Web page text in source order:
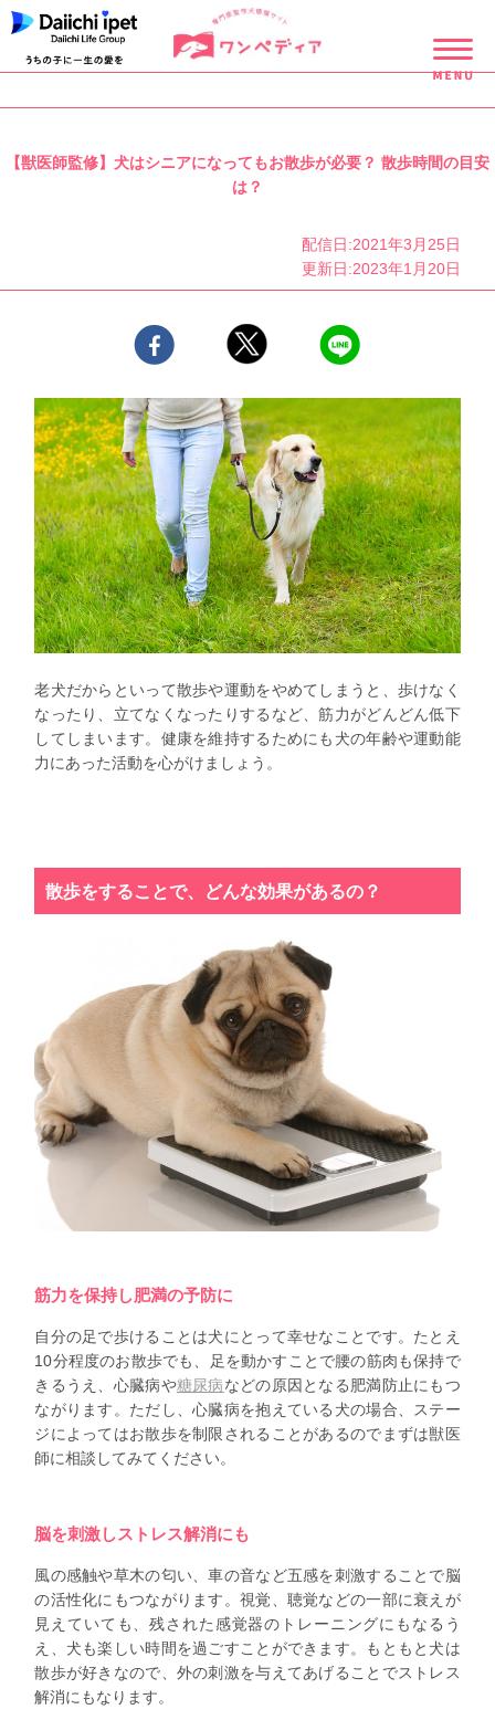
【獣医師監修】犬はシニアになってもお散歩が必要？ 散歩時間の目安
は？
配信日:2021年3月25日
更新日:2023年1月20日
老犬だからといって散歩や運動をやめてしまうと、歩けなく
なったり、立てなくなったりするなど、筋力がどんどん低下
してしまいます。健康を維持するためにも犬の年齢や運動能
力にあった活動を心がけましょう。
散歩をすることで、どんな効果があるの？
筋力を保持し肥満の予防に
自分の足で歩けることは犬にとって幸せなことです。たとえ
10分程度のお散歩でも、足を動かすことで腰の筋肉も保持で
きるうえ、心臓病や糖尿病などの原因となる肥満防止にもつ
ながります。ただし、心臓病を抱えている犬の場合、ステー
ジによってはお散歩を制限されることがあるのでまずは獣医
師に相談してみてください。
脳を刺激しストレス解消にも
風の感触や草木の匂い、車の音など五感を刺激することで脳
の活性化にもつながります。視覚、聴覚などの一部に衰えが
見えていても、残された感覚器のトレーニングにもなるう
え、犬も楽しい時間を過ごすことができます。もともと犬は
散歩が好きなので、外の刺激を与えてあげることでストレス
解消にもなります。